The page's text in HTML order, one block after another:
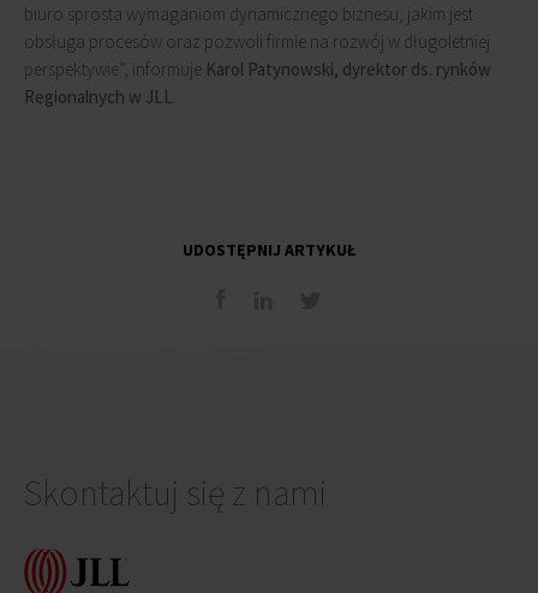
biuro sprosta wymaganiom dynamicznego biznesu, jakim jest
obsługa procesów oraz pozwoli firmie na rozwój w długoletniej
perspektywie”, informuje Karol Patynowski, dyrektor ds. rynków
Regionalnych w JLL
UDOSTĘPNIJ ARTYKUŁ
Skontaktuj się z nami